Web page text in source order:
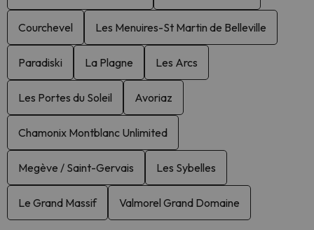
Courchevel Les Menuires-St Martin de Belleville
Paradiski La Plagne Les Arcs
Les Portes du Soleil Avoriaz
Chamonix Montblanc Unlimited
Megève / Saint-Gervais Les Sybelles
Le Grand Massif Valmorel Grand Domaine